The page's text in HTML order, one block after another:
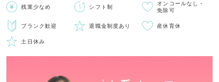
残業少なめ シフト制
オンコールなし・
免除可
ブランク歓迎 退職金制度あり 産休育休
土日休み